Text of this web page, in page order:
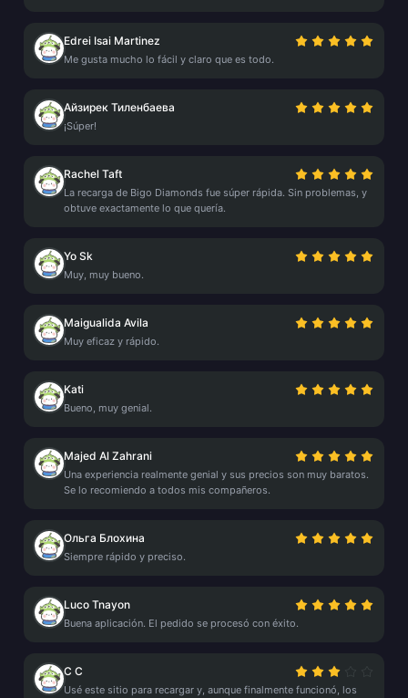
Edrei Isai Martinez
Me gusta mucho lo fácil y claro que es todo.
Айзирек Тиленбаева
¡Súper!
Rachel Taft
La recarga de Bigo Diamonds fue súper rápida. Sin problemas, y
obtuve exactamente lo que quería.
Yo Sk
Muy, muy bueno.
Maigualida Avila
Muy eficaz y rápido.
Kati
Bueno, muy genial.
Majed Al Zahrani
Una experiencia realmente genial y sus precios son muy baratos.
Se lo recomiendo a todos mis compañeros.
Ольга Блохина
Siempre rápido y preciso.
Luco Tnayon
Buena aplicación. El pedido se procesó con éxito.
C C
Usé este sitio para recargar y, aunque finalmente funcionó, los